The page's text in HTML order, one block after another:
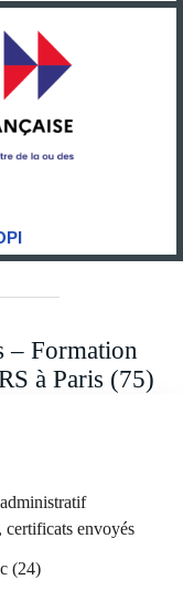
– Formation
à Paris (75)
administratif
certificats envoyés
(24)